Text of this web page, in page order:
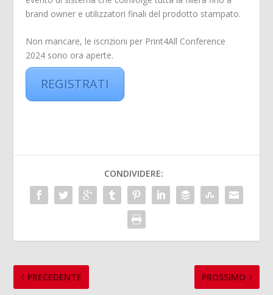
brand owner e utilizzatori finali del prodotto stampato.
Non mancare, le iscrizioni per Print4All Conference
2024 sono ora aperte.
REGISTRATI
CONDIVIDERE:
PRECEDENTE PROSSIMO